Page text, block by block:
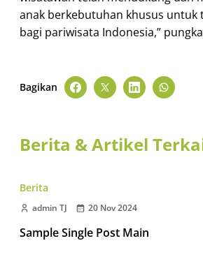
anak berkebutuhan khusus
bagi pariwisata Indonesia,”
Bagikan
Berita & Artikel
Berita
admin TJ 20 Nov 2024
Sample Single Post Main